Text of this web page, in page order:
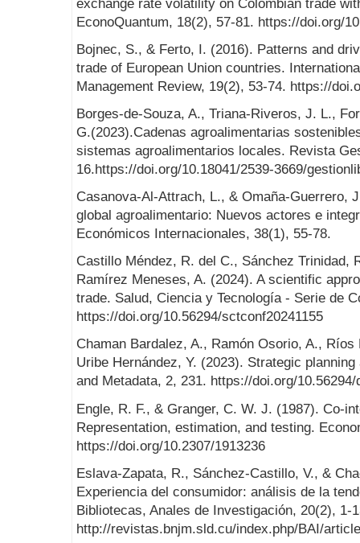
exchange rate volatility on Colombian trade
EconoQuantum, 18(2), 57-81. https://doi.org/
Bojnec, S., & Ferto, I. (2016). Patterns and
trade of European Union countries.
Management Review, 19(2), 53-74. https://
Borges-de-Souza, A., Triana-Riveros, J. L.,
G.(2023).Cadenas agroalimentarias
sistemas agroalimentarios locales. Revista
16.https://doi.org/10.18041/2539-3669/
Casanova-Al-Attrach, L., & Omaña-Guerrero,
global agroalimentario: Nuevos actores e
Económicos Internacionales, 38(1), 55-78.
Castillo Méndez, R. del C., Sánchez Trinidad,
Ramírez Meneses, A. (2024). A scientific
trade. Salud, Ciencia y Tecnología - Serie de
https://doi.org/10.56294/sctconf20241155
Chaman Bardalez, A., Ramón Osorio, A.,
Uribe Hernández, Y. (2023). Strategic
and Metadata, 2, 231. https://doi.org/10.56294/
Engle, R. F., & Granger, C. W. J. (1987). Co-
Representation, estimation, and testing.
https://doi.org/10.2307/1913236
Eslava-Zapata, R., Sánchez-Castillo, V., &
Experiencia del consumidor: análisis de la
Bibliotecas, Anales de Investigación, 20(2), 1-
http://revistas.bnjm.sld.cu/index.php/BAI/